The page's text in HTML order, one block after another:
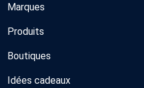
Marques
Produits
Boutiques
Idées cadeaux